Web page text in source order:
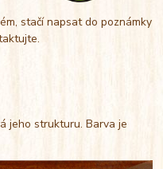
stačí napsat do poznámky
jeho strukturu. Barva je